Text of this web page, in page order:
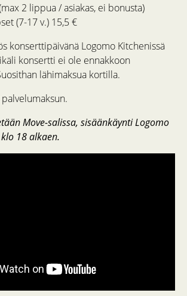
2 lippua / asiakas, ei bonusta)
(7-17 v.) 15,5 €
konserttipäivänä Logomo Kitchenissä
konsertti ei ole ennakkoon
lähimaksua kortilla.
Move-salissa, sisäänkäynti Logomo
18 alkaen.